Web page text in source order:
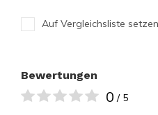
Auf Vergleichsliste setzen
Bewertungen
0 / 5